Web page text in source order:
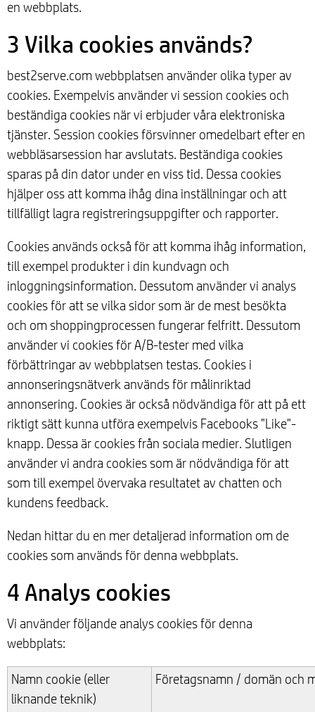
en webbplats.
3 Vilka cookies används?
best2serve.com webbplatsen använder olika typer av
cookies. Exempelvis använder vi session cookies och
beständiga cookies när vi erbjuder våra elektroniska
tjänster. Session cookies försvinner omedelbart efter en
webbläsarsession har avslutats. Beständiga cookies
sparas på din dator under en viss tid. Dessa cookies
hjälper oss att komma ihåg dina inställningar och att
tillfälligt lagra registreringsuppgifter och rapporter.
Cookies används också för att komma ihåg information,
till exempel produkter i din kundvagn och
inloggningsinformation. Dessutom använder vi analys
cookies för att se vilka sidor som är de mest besökta
och om shoppingprocessen fungerar felfritt. Dessutom
använder vi cookies för A/B-tester med vilka
förbättringar av webbplatsen testas. Cookies i
annonseringsnätverk används för målinriktad
annonsering. Cookies är också nödvändiga för att på ett
riktigt sätt kunna utföra exempelvis Facebooks "Like"-
knapp. Dessa är cookies från sociala medier. Slutligen
använder vi andra cookies som är nödvändiga för att
som till exempel övervaka resultatet av chatten och
kundens feedback.
Nedan hittar du en mer detaljerad information om de
cookies som används för denna webbplats.
4 Analys cookies
Vi använder följande analys cookies för denna
webbplats:
Namn cookie (eller
liknande teknik)
Företagsnamn / domän och